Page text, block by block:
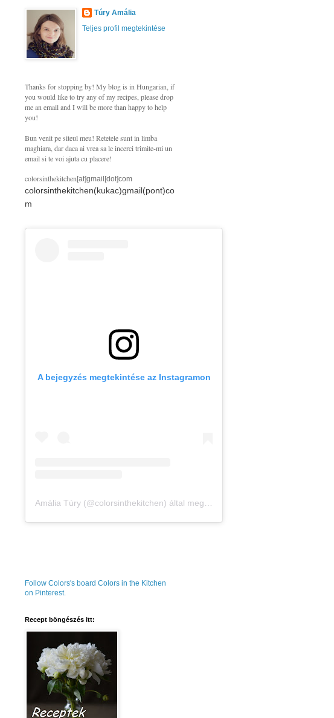
Túry Amália
Teljes profil megtekintése
Thanks for stopping by! My blog is in Hungarian, if
you would like to try any of my recipes, please drop
me an email and I will be more than happy to help
you!
Bun venit pe siteul meu! Retetele sunt in limba
maghiara, dar daca ai vrea sa le incerci trimite-mi un
email si te voi ajuta cu placere!
colorsinthekitchen[at]gmail[dot]com
colorsinthekitchen(kukac)gmail(pont)co
m
A bejegyzés megtekintése az Instagramon
Amália Túry (@colorsinthekitchen) által megosztott bejegyzés
Follow Colors's board Colors in the Kitchen
on Pinterest.
Recept böngészés itt: